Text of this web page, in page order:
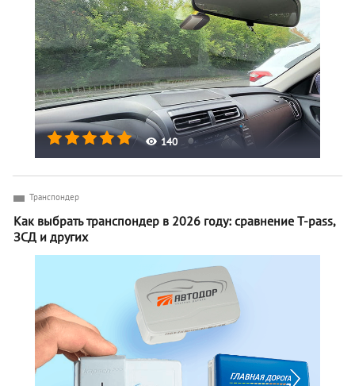
140
Транспондер
Как выбрать транспондер в 2026 году: сравнение T-pass,
ЗСД и других